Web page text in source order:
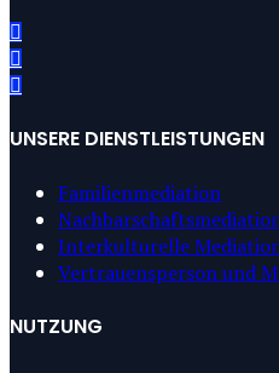
UNSERE DIENSTLEISTUNGEN
Familienmediation
Interkulturelle
Vertrauensperson und
NUTZUNG